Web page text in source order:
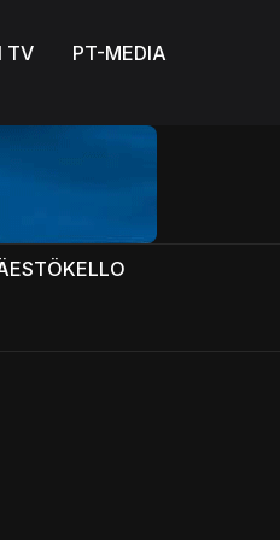
TV
PT-MEDIA